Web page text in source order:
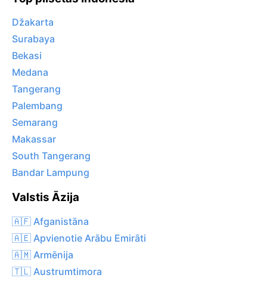
Džakarta
Surabaya
Bekasi
Medana
Tangerang
Palembang
Semarang
Makassar
South Tangerang
Bandar Lampung
Valstis Āzija
🇦🇫 Afganistāna
🇦🇪 Apvienotie Arābu Emirāti
🇦🇲 Armēnija
🇹🇱 Austrumtimora